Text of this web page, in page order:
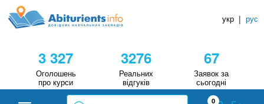
д
A
i
о
н
3 327
Оголошень
про курси
3276
Реальних
відгуків
67
Заявок за
сьогодні
укр | рус
0